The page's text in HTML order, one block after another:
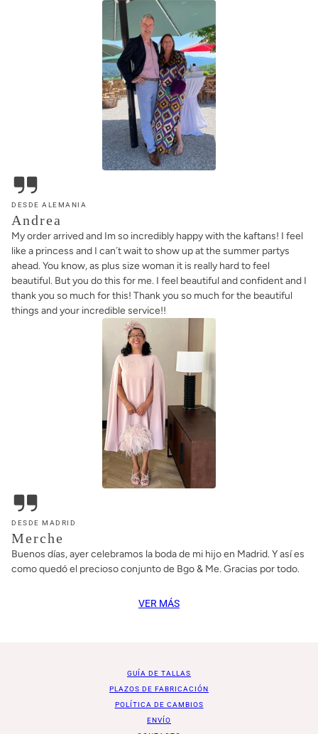
DESDE ALEMANIA
Andrea
My order arrived and Im so incredibly happy with the kaftans! I feel
like a princess and I can´t wait to show up at the summer partys
ahead. You know, as plus size woman it is really hard to feel
beautiful. But you do this for me. I feel beautiful and confident and I
thank you so much for this! Thank you so much for the beautiful
things and your incredible service!!
DESDE MADRID
Merche
Buenos días, ayer celebramos la boda de mi hijo en Madrid. Y así es
como quedó el precioso conjunto de Bgo & Me. Gracias por todo.
VER MÁS
GUÍA DE TALLAS
PLAZOS DE FABRICACIÓN
POLÍTICA DE CAMBIOS
ENVÍO